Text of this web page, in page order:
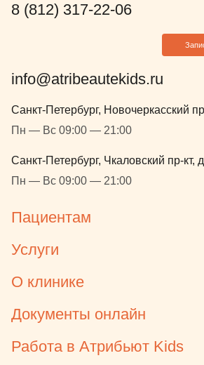
8 (812) 317-22-06
info@atribeautekids.ru
Санкт-Петербург, Новочеркасский
Пн — Вс 09:00 — 21:00
Санкт-Петербург, Чкаловский пр-кт,
Пн — Вс 09:00 — 21:00
Пациентам
Услуги
О клинике
Документы онлайн
Работа в Атрибьют Kids